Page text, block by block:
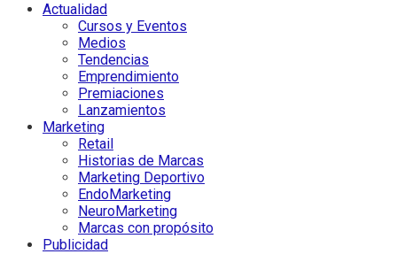
Actualidad
Cursos y Eventos
Medios
Tendencias
Emprendimiento
Premiaciones
Lanzamientos
Marketing
Retail
Historias de Marcas
Marketing Deportivo
EndoMarketing
NeuroMarketing
Marcas con propósito
Publicidad